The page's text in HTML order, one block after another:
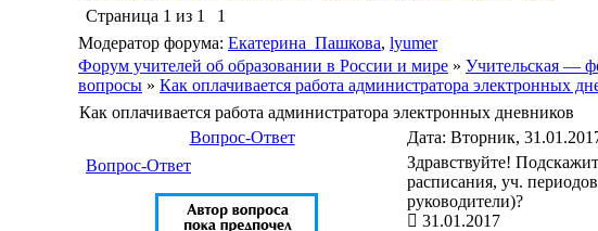
Страница 1 из 1
1
Модератор форума: Екатерина_Пашкова, lyumer
Форум учителей об образовании в России и мире » Учительская —
вопросы » Как оплачивается работа администратора электронных
Как оплачивается работа администратора электронных дневников
Вопрос-Ответ
Дата: Вторник,
Вопрос-Ответ
Здравствуйте!
расписания, уч.
руководители)?
31.01.2017